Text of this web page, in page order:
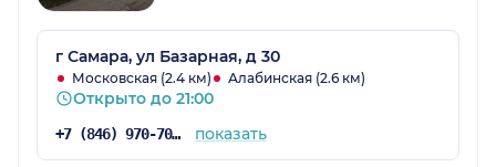
г Самара, ул Базарная, д 30
Московская (2.4 км) Алабинская (2.6 км)
Открыто до 21:00
+7 (846) 970-70-83 показать